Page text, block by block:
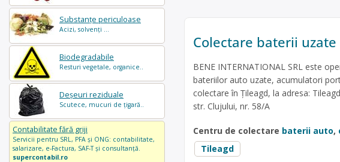
Substanțe periculoase
Acizi, solvenți ...
Biodegradabile
Resturi vegetale, organice..
Deșeuri reziduale
Scutece, mucuri de țigară..
Contabilitate fără griji
Servicii pentru SRL, PFA și ONG: contabilitate,
salarizare, e-Factura, SAF-T și consultanță.
supercontabil.ro
Colectare baterii uzate
BENE INTERNATIONAL SRL este
bateriilor auto uzate, acumulatori
colectare în Țileagd, la adresa:
str. Clujului, nr. 58/A
Centru de colectare baterii auto,
Tileagd